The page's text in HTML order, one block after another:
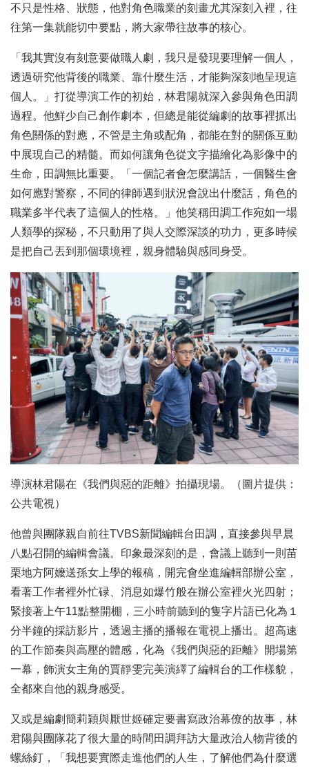
不只是性格、狀態，他對角色職業的刻畫尤其深刻入裡，往
往第一集就能切中要點，將大家帶往故事的核心。
「我其實沒有刻意要做職人劇，我只是發現要理解一個人，
透過研究他背後的職業、靠什麼生活，才能夠深刻地呈現這
個人。」打從導演工作的初始，林君陽就深入參與角色田調
過程。他鮮少自己創作劇本，但總是能從編劇的故事裡抓出
角色關係的對應，不管是主角或配角，都能在對的關係互動
中展現自己的精髓。而如何讓角色從文字描繪化為影像中的
生命，田調無比重要。「一個記者會怎麼講話，一個醫生會
如何應對警察，不同的律師遇到狀況會說出什麼話，角色的
職業多半代表了這個人的性格。」他笑稱田調工作宛如一場
人類學的探秘，不只動用了與人交際深談的功力，更多時候
是把自己丟到那個環境裡，親身體驗與感同身受。
導演林君陽在《我們與惡的距離》拍攝現場。（圖片提供：
公共電視）
他曾與團隊親自前往TVBS新聞編輯台田調，直接參與早晨
八點召開的編輯會議。印象最深刻的是，會議上聽到一則苗
栗地方阿嬤送孫女上學的報稿，開完會坐進編輯部辦公室，
看著工作者裡外忙碌、消息如爆竹般在辦公室裡火光四射；
緊接著上午11點整開棚，三小時前聽到的隻字片語已化為１
分半鐘的採訪影片，透過主播的播報在電視上播出。超高速
的工作節奏與高壓的體感，化為《我們與惡的距離》開場第
一幕，飾演女主角的賈靜雯完美演繹了編輯台的工作樣貌，
全都來自他的親身感受。
又或是編劇簡莉穎與厭世姬確定要書寫政治幕僚的故事，林
君陽與團隊花了很大量的時間田調拜訪大量政治人物背後的
螺絲釘，「我想要實際走進他們的人生，了解他們為什麼選